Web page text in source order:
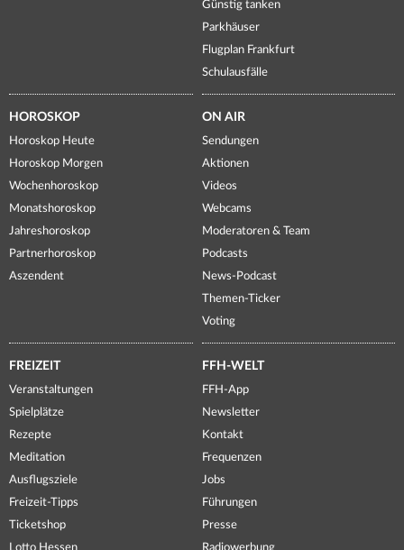
Günstig tanken
Parkhäuser
Flugplan Frankfurt
Schulausfälle
HOROSKOP
Horoskop Heute
Horoskop Morgen
Wochenhoroskop
Monatshoroskop
Jahreshoroskop
Partnerhoroskop
Aszendent
ON AIR
Sendungen
Aktionen
Videos
Webcams
Moderatoren & Team
Podcasts
News-Podcast
Themen-Ticker
Voting
FREIZEIT
Veranstaltungen
Spielplätze
Rezepte
Meditation
Ausflugsziele
Freizeit-Tipps
Ticketshop
Lotto Hessen
FFH-WELT
FFH-App
Newsletter
Kontakt
Frequenzen
Jobs
Führungen
Presse
Radiowerbung